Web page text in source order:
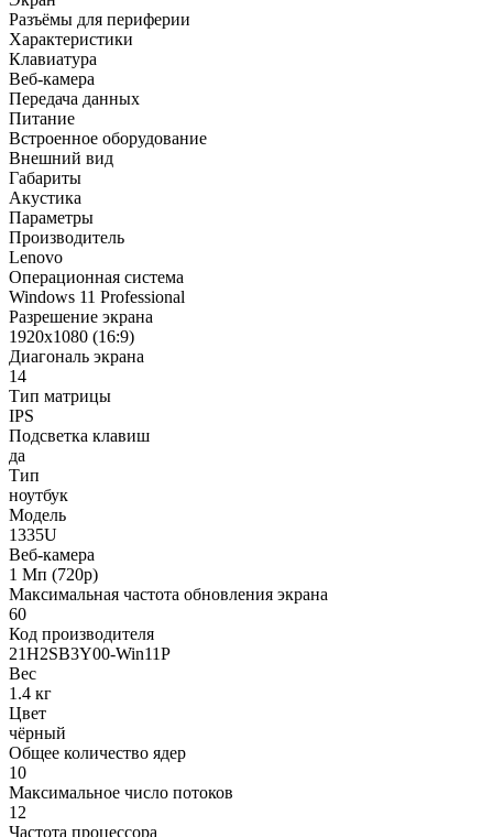
Разъёмы для периферии
Характеристики
Клавиатура
Веб-камера
Передача данных
Питание
Встроенное оборудование
Внешний вид
Габариты
Акустика
Параметры
Производитель
Lenovo
Операционная система
Windows 11 Professional
Разрешение экрана
1920x1080 (16:9)
Диагональ экрана
14
Тип матрицы
IPS
Подсветка клавиш
да
Тип
ноутбук
Модель
1335U
Веб-камера
1 Мп (720p)
Максимальная частота обновления экрана
60
Код производителя
21H2SB3Y00-Win11P
Вес
1.4 кг
Цвет
чёрный
Общее количество ядер
10
Максимальное число потоков
12
Частота процессора